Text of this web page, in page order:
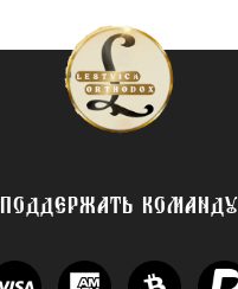
ПОДДЕРЖАТЬ КОМАНДУ